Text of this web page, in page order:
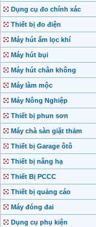
Dụng cụ đo chính xác
Thiết bị đo điện
Máy hút ẩm lọc khí
Máy hút bụi
Máy hút chân không
Máy làm mộc
Máy Nông Nghiệp
Thiết bị phun sơn
Máy chà sàn giặt thảm
Thiết bị Garage ôtô
Thiết bị nâng hạ
Thiết Bị PCCC
Thiết bị quảng cáo
Máy đóng đai
Dụng cụ phụ kiện